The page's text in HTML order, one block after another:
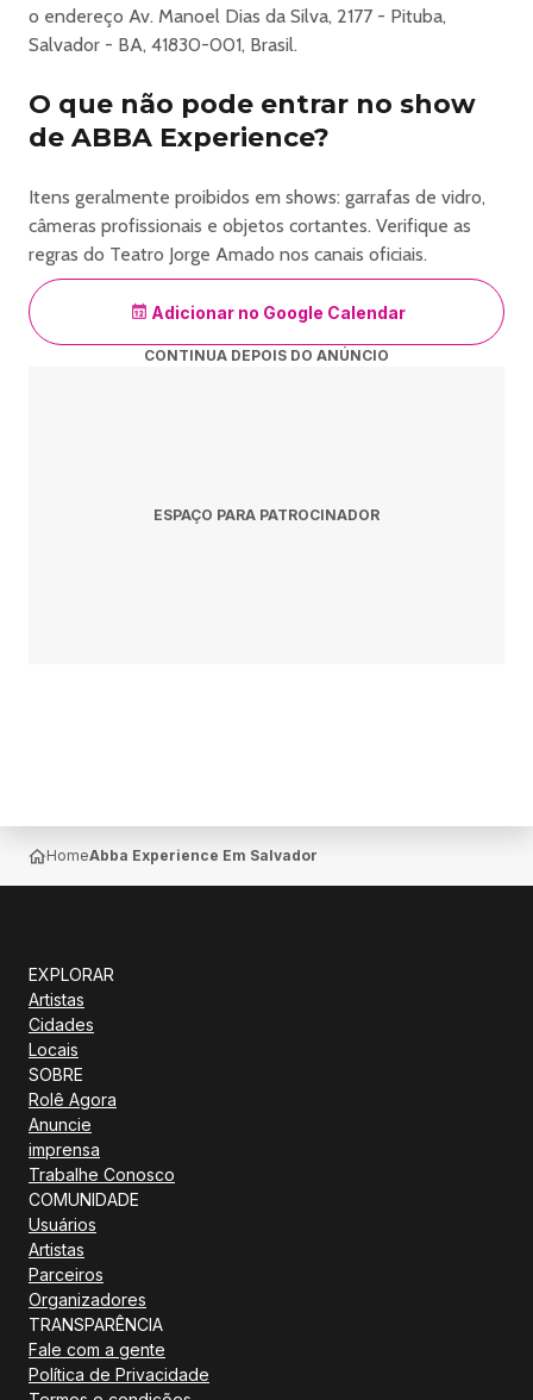
o endereço Av. Manoel Dias da Silva, 2177 - Pituba,
Salvador - BA, 41830-001, Brasil.
O que não pode entrar no show
de ABBA Experience?
Itens geralmente proibidos em shows: garrafas de vidro,
câmeras profissionais e objetos cortantes. Verifique as
regras do Teatro Jorge Amado nos canais oficiais.
Adicionar no Google Calendar
CONTINUA DEPOIS DO ANÚNCIO
ESPAÇO PARA PATROCINADOR
HomeAbba Experience Em Salvador
EXPLORAR
Artistas
Cidades
Locais
SOBRE
Rolê Agora
Anuncie
imprensa
Trabalhe Conosco
COMUNIDADE
Usuários
Artistas
Parceiros
Organizadores
TRANSPARÊNCIA
Fale com a gente
Política de Privacidade